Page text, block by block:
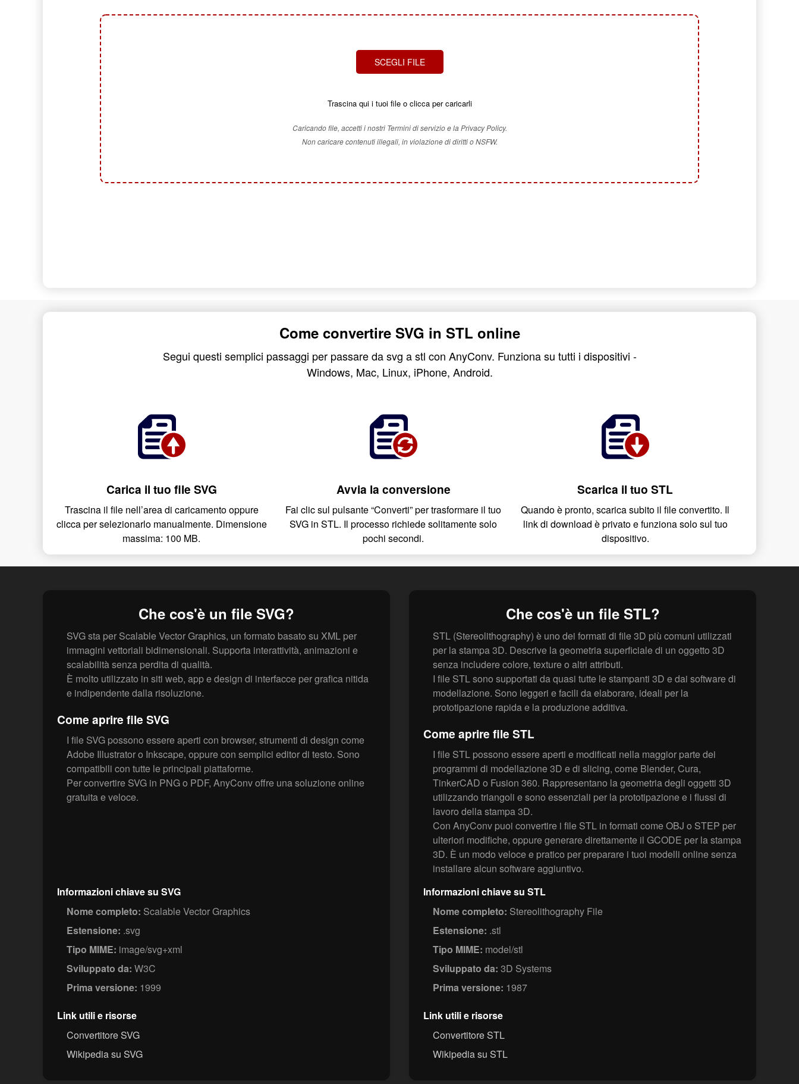
SCEGLI FILE
Trascina qui i tuoi file o clicca per caricarli
Caricando file, accetti i nostri Termini di servizio e la Privacy Policy.
Non caricare contenuti illegali, in violazione di diritti o NSFW.
Come convertire SVG in STL online
Segui questi semplici passaggi per passare da svg a stl con AnyConv. Funziona su tutti i dispositivi -
Windows, Mac, Linux, iPhone, Android.
Carica il tuo file SVG
Trascina il file nell’area di caricamento oppure
clicca per selezionarlo manualmente. Dimensione
massima: 100 MB.
Avvia la conversione
Fai clic sul pulsante “Converti” per trasformare il tuo
SVG in STL. Il processo richiede solitamente solo
pochi secondi.
Scarica il tuo STL
Quando è pronto, scarica subito il file convertito. Il
link di download è privato e funziona solo sul tuo
dispositivo.
Che cos'è un file SVG?
SVG sta per Scalable Vector Graphics, un formato basato su XML per
immagini vettoriali bidimensionali. Supporta interattività, animazioni e
scalabilità senza perdita di qualità.
È molto utilizzato in siti web, app e design di interfacce per grafica nitida
e indipendente dalla risoluzione.
Come aprire file SVG
I file SVG possono essere aperti con browser, strumenti di design come
Adobe Illustrator o Inkscape, oppure con semplici editor di testo. Sono
compatibili con tutte le principali piattaforme.
Per convertire SVG in PNG o PDF, AnyConv offre una soluzione online
gratuita e veloce.
Informazioni chiave su SVG
Nome completo: Scalable Vector Graphics
Estensione: .svg
Tipo MIME: image/svg+xml
Sviluppato da: W3C
Prima versione: 1999
Link utili e risorse
Convertitore SVG
Wikipedia su SVG
Che cos'è un file STL?
STL (Stereolithography) è uno dei formati di file 3D più comuni utilizzati
per la stampa 3D. Descrive la geometria superficiale di un oggetto 3D
senza includere colore, texture o altri attributi.
I file STL sono supportati da quasi tutte le stampanti 3D e dai software di
modellazione. Sono leggeri e facili da elaborare, ideali per la
prototipazione rapida e la produzione additiva.
Come aprire file STL
I file STL possono essere aperti e modificati nella maggior parte dei
programmi di modellazione 3D e di slicing, come Blender, Cura,
TinkerCAD o Fusion 360. Rappresentano la geometria degli oggetti 3D
utilizzando triangoli e sono essenziali per la prototipazione e i flussi di
lavoro della stampa 3D.
Con AnyConv puoi convertire i file STL in formati come OBJ o STEP per
ulteriori modifiche, oppure generare direttamente il GCODE per la stampa
3D. È un modo veloce e pratico per preparare i tuoi modelli online senza
installare alcun software aggiuntivo.
Informazioni chiave su STL
Nome completo: Stereolithography File
Estensione: .stl
Tipo MIME: model/stl
Sviluppato da: 3D Systems
Prima versione: 1987
Link utili e risorse
Convertitore STL
Wikipedia su STL